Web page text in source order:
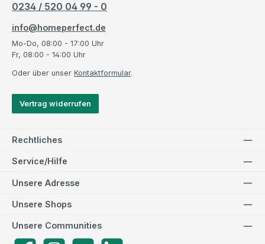
0234 / 520 04 99 - 0
info@homeperfect.de
Mo-Do, 08:00 - 17:00 Uhr
Fr, 08:00 - 14:00 Uhr
Oder über unser Kontaktformular.
Vertrag widerrufen
Rechtliches
Service/Hilfe
Unsere Adresse
Unsere Communities
Unsere Shops